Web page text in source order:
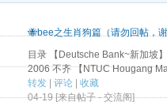
🐝bee之生肖狗篇（请勿回帖，
目录 【Deutsche Bank~新加坡
2006 不齐 【NTUC Hougang
转发 | 评论 | 收藏
04-19 [来自帖子 -交流阁]